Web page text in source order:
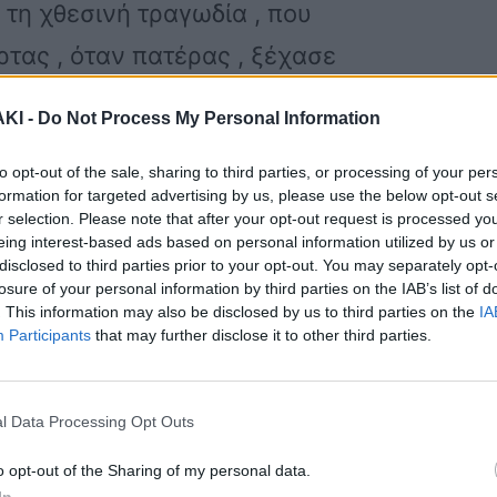
- Do Not Process My Personal Information
opt-out of the sale, sharing to third parties, or processing of your
for targeted advertising by us, please use the below opt-out
selection. Please note that after your opt-out request is processed
interest-based ads based on personal information utilized by us
to third parties prior to your opt-out. You may separately
of your personal information by third parties on the IAB’s list of
This information may also be disclosed by us to third parties on the
Participants that may further disclose it to other third parties.
Data Processing Opt Outs
opt-out of the Sharing of my personal data.
χθεσινή τραγωδία , που
, όταν πατέρας , ξέχασε
του , μέσα στο αυτοκίνητο και
με την ιστοσελίδα newsit.gr , σε
είχε σταθμεύσει χθες
37χρονος πατέρας , για έξι περίπου
δεν επέτρεπαν , στους
τη παρουσία του βρέφους , που